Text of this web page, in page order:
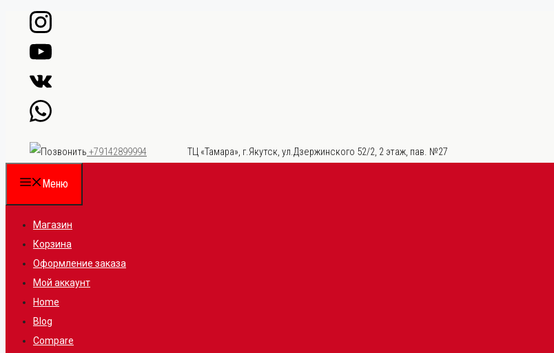
Перейти
содержимому
+79142899994 ТЦ «Тамара», г.Якутск, ул.Дзержинского 52/2, 2 этаж, пав. №27
Меню
Магазин
Корзина
Оформление заказа
Мой аккаунт
Home
Blog
Compare